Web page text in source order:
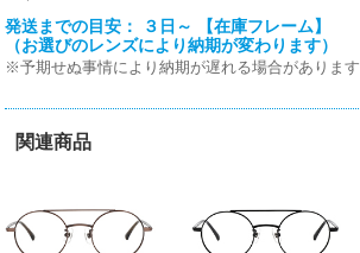
発送までの目安： ３日～ 【在庫フレーム】
（お選びのレンズにより納期が変わります）
※予期せぬ事情により納期が遅れる場合があります
関連商品